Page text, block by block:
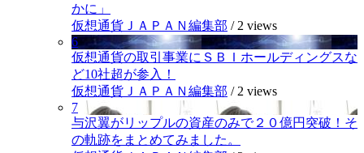
かに」
仮想通貨ＪＡＰＡＮ編集部 / 2 views
6
仮想通貨の取引事業にＳＢＩホールディングスな
ど10社超が参入！
仮想通貨ＪＡＰＡＮ編集部 / 2 views
7
与沢翼がリップルの資産のみで２０億円突破！そ
の軌跡をまとめてみました。